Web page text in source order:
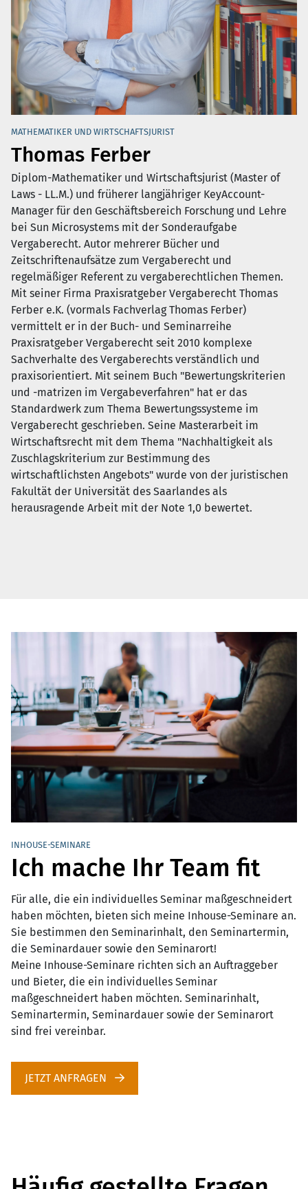
MATHEMATIKER UND WIRTSCHAFTSJURIST
Thomas Ferber
Diplom-Mathematiker und Wirtschaftsjurist (Master of
Laws - LL.M.) und früherer langjähriger KeyAccount-
Manager für den Geschäftsbereich Forschung und Lehre
bei Sun Microsystems mit der Sonderaufgabe
Vergaberecht. Autor mehrerer Bücher und
Zeitschriftenaufsätze zum Vergaberecht und
regelmäßiger Referent zu vergaberechtlichen Themen.
Mit seiner Firma Praxisratgeber Vergaberecht Thomas
Ferber e.K. (vormals Fachverlag Thomas Ferber)
vermittelt er in der Buch- und Seminarreihe
Praxisratgeber Vergaberecht seit 2010 komplexe
Sachverhalte des Vergaberechts verständlich und
praxisorientiert. Mit seinem Buch "Bewertungskriterien
und -matrizen im Vergabeverfahren" hat er das
Standardwerk zum Thema Bewertungssysteme im
Vergaberecht geschrieben. Seine Masterarbeit im
Wirtschaftsrecht mit dem Thema "Nachhaltigkeit als
Zuschlagskriterium zur Bestimmung des
wirtschaftlichsten Angebots" wurde von der juristischen
Fakultät der Universität des Saarlandes als
herausragende Arbeit mit der Note 1,0 bewertet.
INHOUSE-SEMINARE
Ich mache Ihr Team fit
Für alle, die ein individuelles Seminar maßgeschneidert
haben möchten, bieten sich meine Inhouse-Seminare an.
Sie bestimmen den Seminarinhalt, den Seminartermin,
die Seminardauer sowie den Seminarort!
Meine Inhouse-Seminare richten sich an Auftraggeber
und Bieter, die ein individuelles Seminar
maßgeschneidert haben möchten. Seminarinhalt,
Seminartermin, Seminardauer sowie der Seminarort
sind frei vereinbar.
JETZT ANFRAGEN